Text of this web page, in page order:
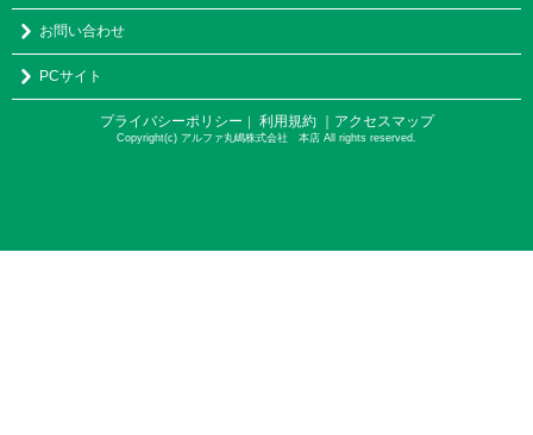
お問い合わせ
PCサイト
プライバシーポリシー ｜ 利用規約 ｜アクセスマップ
Copyright(c) アルファ丸嶋株式会社 本店 All rights reserved.